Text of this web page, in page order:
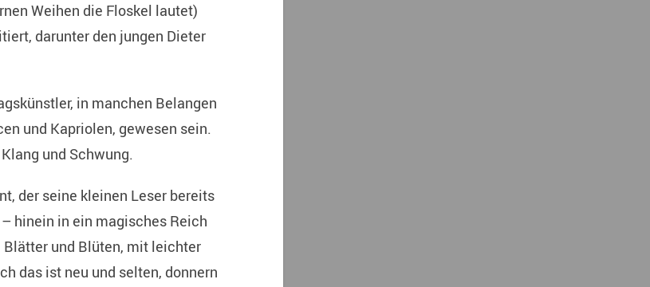
Weihen die Floskel lautet)
darunter den jungen Dieter
in manchen Belangen
und Kapriolen, gewesen sein.
und Schwung.
der seine kleinen Leser bereits
hinein in ein magisches Reich
und Blüten, mit leichter
das ist neu und selten, donnern